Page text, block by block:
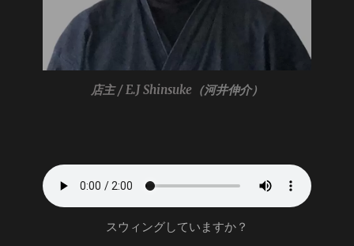
店主 / E.J Shinsuke （河井伸介）
スウィングしていますか？